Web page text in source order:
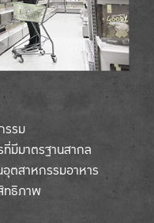
รรม
มีมาตรฐานสากล
ตสาหกรรมอาหาร
ทธิภาพ